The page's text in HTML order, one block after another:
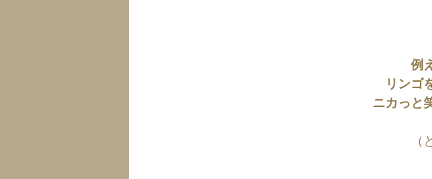
例
リンゴ
ニカっと
（